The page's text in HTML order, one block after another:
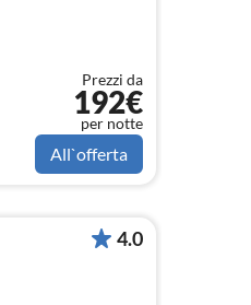
Prezzi da
192€
per notte
All`offerta
4.0